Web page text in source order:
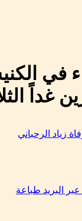
غداً
زياد الرحباني
البريد طباعة